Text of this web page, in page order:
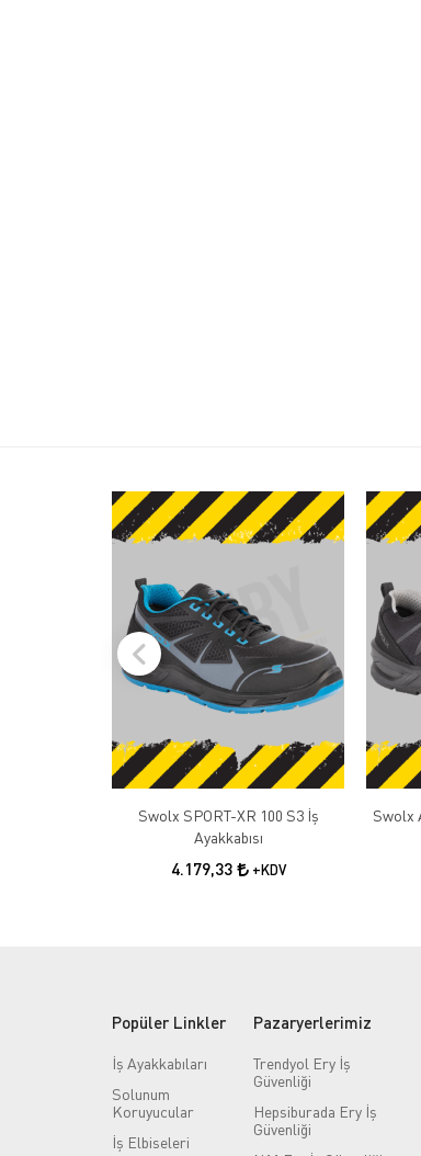
Swolx SPORT-XR 100 S3 İş
Ayakkabısı
4.179,33 +KDV
Swolx
Popüler Linkler
İş Ayakkabıları
Solunum
Koruyucular
İş Elbiseleri
Pazaryerlerimiz
Trendyol Ery İş
Güvenliği
Hepsiburada Ery İş
Güvenliği